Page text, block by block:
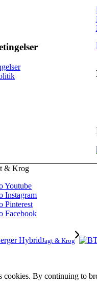
& Krog
Youtube
Instagram
Pinterest
Facebook
Jagt & Krog
cookies. By continuing to